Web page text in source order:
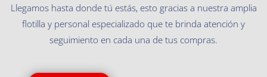
Llegamos hasta donde tú estás, esto gracias a nuestra amplia
flotilla y personal especializado que te brinda atención y
seguimiento en cada una de tus compras.